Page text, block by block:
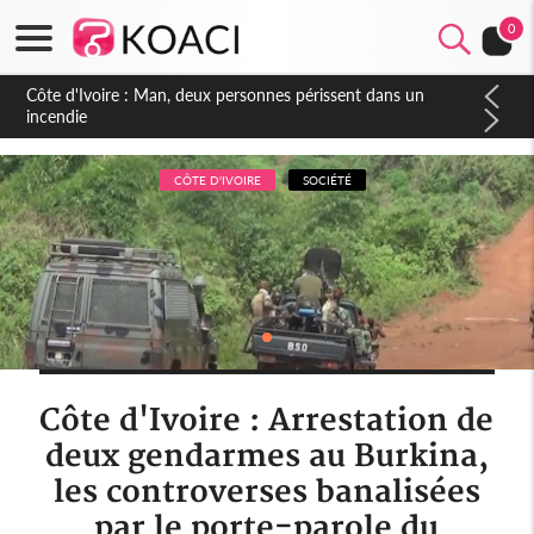
0
Côte d'Ivoire : Séileu, la célébration de la fête nationale
transformée en vaste campagne contre les produits
dépigmentants dangereux
CÔTE D'IVOIRE SOCIÉTÉ
Côte d'Ivoire : Arrestation de
deux gendarmes au Burkina,
les controverses banalisées